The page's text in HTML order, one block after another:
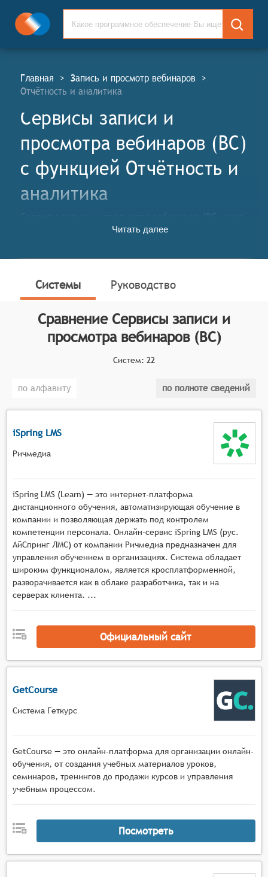
Главная > Запись и просмотр вебинаров >
Отчётность и аналитика
Сервисы записи и
просмотра вебинаров (ВС)
c функцией Отчётность и
аналитика
Webinars Recording and Viewing Services, WS) - это
инструменты, предназначенные для организации,
вебинаров. Данные сервисы предлагают широкий
спектр функций, делая процесс проведения
вебинаров максимально удобным и эффективным, а
также предоставляя дополнительные возможности
для обучения и взаимодействия с аудиторией.
Классификатор программных продуктов Соваре
для систем. Для того, чтобы быть представленными
на рынке сервисов записи и просмотра вебинаров,
системы должны иметь следующие функциональные
возможности:
возможностью захвата видео, аудио и
презентаций в высоком качестве, поддержкой
различных форматов записи и возможностью
настройки параметров сжатия,
Многоформатный просмотр с поддержкой
воспроизведения записанного материала на
различных устройствах, адаптивным битрейтом
и возможностью выбора качества потока,
Интерактивные элементы воспроизведения с
моментам вебинара и поиска по текстовой
транскрипции,
Инструменты редактирования записей с
возможностью обрезки материала, создания
глав, добавления аннотаций и выделения
важных фрагментов для последующего
Управление воспроизведением с поддержкой
различных режимов просмотра (полный экран,
оконный режим), возможностью настройки
скорости воспроизведения и синхронизации
аудио и видео потоков.
Читать далее
Системы Руководство
Сравнение Сервисы записи и
просмотра вебинаров (ВС)
Систем: 22
по алфавиту по полноте сведений
iSpring LMS
Ричмедиа
iSpring LMS (Learn) — это интернет-платформа
дистанционного обучения, автоматизирующая обучение в
компании и позволяющая держать под контролем
компетенции персонала. Онлайн-сервис iSpring LMS (рус.
АйСпринг ЛМС) от компании Ричмедиа предназначен для
управления обучением в организациях. Система обладает
широким функционалом, является кросплатформенной,
разворачивается как в облаке разработчика, так и на
серверах клиента. ...
Официальный сайт
GetCourse
Система Геткурс
GetCourse — это онлайн-платформа для организации онлайн-
обучения, от создания учебных материалов уроков,
семинаров, тренингов до продажи курсов и управления
учебным процессом.
Посмотреть